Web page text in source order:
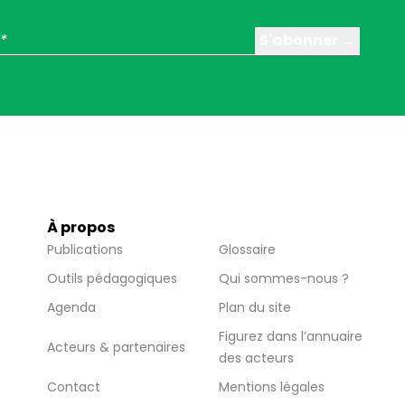
À propos
Publications
Glossaire
Outils pédagogiques
Qui sommes-nous ?
Agenda
Plan du site
Acteurs & partenaires
Figurez dans l’annuaire
des acteurs
Contact
Mentions légales